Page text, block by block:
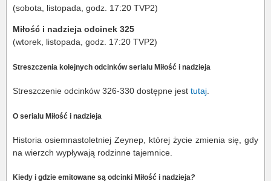
(sobota, listopada, godz. 17:20 TVP2)
Miłość i nadzieja odcinek 325
(wtorek, listopada, godz. 17:20 TVP2)
Streszczenia kolejnych odcinków serialu Miłość i nadzieja
Streszczenie odcinków 326-330 dostępne jest tutaj.
O serialu Miłość i nadzieja
Historia osiemnastoletniej Zeynep, której życie zmienia się, gdy
na wierzch wypływają rodzinne tajemnice.
Kiedy i gdzie emitowane są odcinki Miłość i nadzieja?